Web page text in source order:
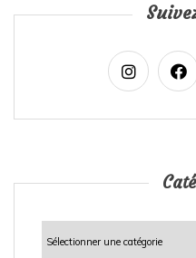
Catégories